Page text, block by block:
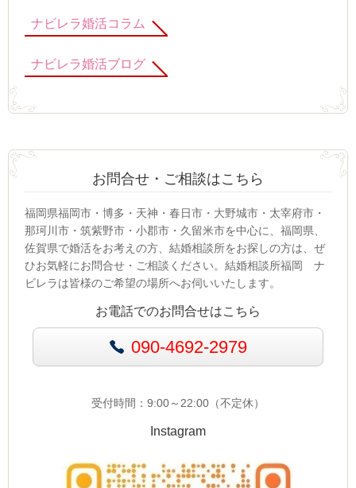
ナビレラ婚活コラム
ナビレラ婚活ブログ
お問合せ・ご相談はこちら
福岡県福岡市・博多・天神・春日市・大野城市・太宰府市・
那珂川市・筑紫野市・小郡市・久留米市を中心に、福岡県、
佐賀県で婚活をお考えの方、結婚相談所をお探しの方は、ぜ
ひお気軽にお問合せ・ご相談ください。結婚相談所福岡 ナ
ビレラは皆様のご希望の場所へお伺いいたします。
お電話でのお問合せはこちら
090-4692-2979
受付時間：9:00～22:00（不定休）
Instagram